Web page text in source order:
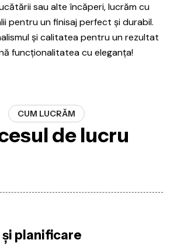
sau alte încăperi, lucrăm cu
pentru un finisaj perfect și durabil.
și calitatea pentru un rezultat
funcționalitatea cu eleganța!
CUM LUCRĂM
de lucru
planificare